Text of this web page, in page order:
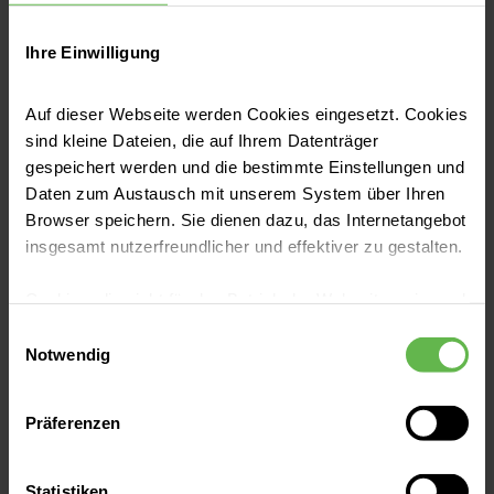
Ihre Einwilligung
Auf dieser Webseite werden Cookies eingesetzt. Cookies
sind kleine Dateien, die auf Ihrem Datenträger
gespeichert werden und die bestimmte Einstellungen und
Daten zum Austausch mit unserem System über Ihren
Browser speichern. Sie dienen dazu, das Internetangebot
insgesamt nutzerfreundlicher und effektiver zu gestalten.
eingesetzt werden.
Es steht Ihnen frei, unsere Seite mit nur den notwendigen
Cookies zu benutzen, eine individuelle Auswahl
oder durch Auswahl von „Alle Cookies akzeptieren“ in die
Notwendig
Präferenzen
bei Schulabschlüssen, die im Ausland
Notenübersicht in deutscher
Sprache
Sprachzertifikat der Stufe B2
Jetzt bewerben!
Helios Klinikum Warburg
Hüffertstraße 50
Tel: 05641 91-0